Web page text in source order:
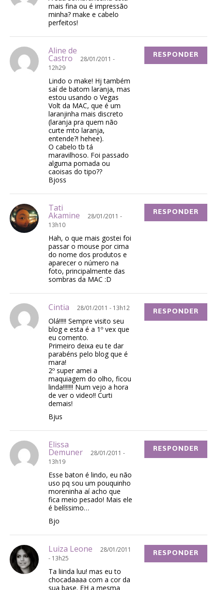
mais fina ou é impressão
minha? make e cabelo
perfeitos!
Aline de
Castro
28/01/2011 -
12h29
Lindo o make! Hj também
saí de batom laranja, mas
estou usando o Vegas
Volt da MAC, que é um
laranjinha mais discreto
(laranja pra quem não
curte mto laranja,
entende?! hehee).
O cabelo tb tá
maravilhoso. Foi passado
alguma pomada ou
caoisas do tipo??
Bjoss
RESPONDER
Tati
Akamine
28/01/2011 -
13h10
Hah, o que mais gostei foi
passar o mouse por cima
do nome dos produtos e
aparecer o número na
foto, principalmente das
sombras da MAC :D
RESPONDER
Cintia 28/01/2011 - 13h12
Olá!!!!! Sempre visito seu
blog e esta é a 1º vex que
eu comento.
Primeiro deixa eu te dar
parabéns pelo blog que é
mara!
2º super amei a
maquiagem do olho, ficou
linda!!!!!!! Num vejo a hora
de ver o video!! Curti
demais!
Bjus
RESPONDER
Elissa
Demuner
28/01/2011 -
13h19
Esse baton é lindo, eu não
uso pq sou um pouquinho
moreninha aí acho que
fica meio pesado! Mais ele
é belíssimo…
Bjo
RESPONDER
Luiza Leone
28/01/2011
- 13h25
Ta liinda luu! mas eu to
chocadaaaa com a cor da
sua base. EH a mesma
RESPONDER